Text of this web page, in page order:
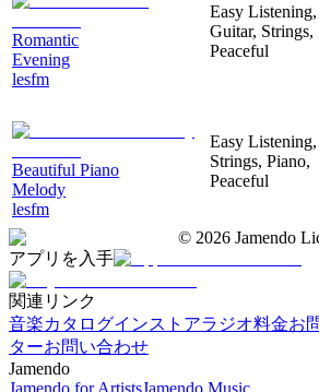
Romantic
Evening
lesfm
Easy Listening,
Guitar, Strings,
Peaceful
Beautiful Piano
Melody
lesfm
Easy Listening,
Strings, Piano,
Peaceful
© 2026 Jamendo
アプリを入手
関連リンク
音楽カタログインストアラジオ料金お
ターお問い合わせ
Jamendo
Jamendo for ArtistsJamendo Music